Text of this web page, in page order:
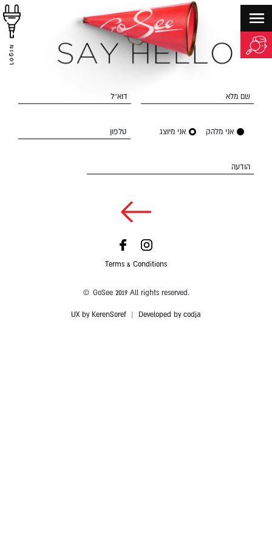
LOGIN
שם מלא דוא״ל
אני מלהק אני מיוצג טלפון
הודעה
Terms & Conditions
© GoSee 2019 All rights reserved.
UX by KerenSoref Developed by codja